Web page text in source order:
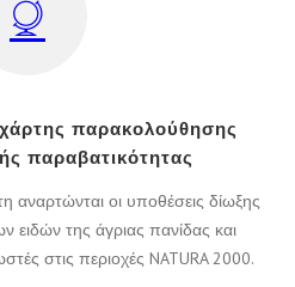
παρακολούθησης
παραβατικότητας
αναρτώνται οι υποθέσεις δίωξης
ειδών της άγριας πανίδας και
στις περιοχές NATURA 2000.